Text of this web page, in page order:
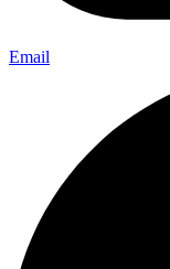
Email